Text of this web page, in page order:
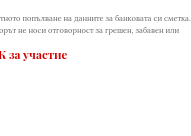
попълване на данните за банковата си сметка.
не носи отговорност за грешен, забавен или
участие